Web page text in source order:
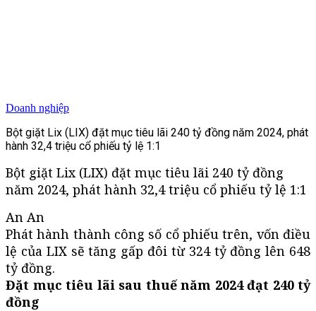
Doanh nghiệp
Bột giặt Lix (LIX) đặt mục tiêu lãi 240 tỷ đồng năm 2024, phát
hành 32,4 triệu cổ phiếu tỷ lệ 1:1
Bột giặt Lix (LIX) đặt mục tiêu lãi 240 tỷ đồng
năm 2024, phát hành 32,4 triệu cổ phiếu tỷ lệ 1:1
An An
Phát hành thành công số cổ phiếu trên, vốn điều
lệ của LIX sẽ tăng gấp đôi từ 324 tỷ đồng lên 648
tỷ đồng.
Đặt mục tiêu lãi sau thuế năm 2024 đạt 240 tỷ
đồng